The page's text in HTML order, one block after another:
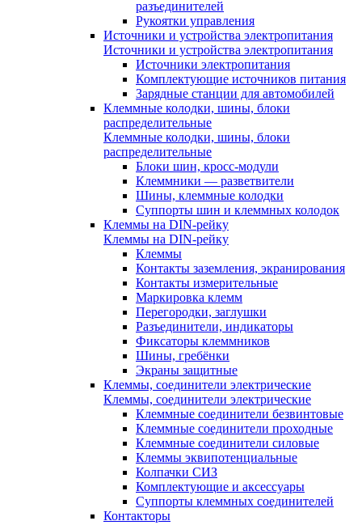
разъединителей
Рукоятки управления
Источники и устройства электропитания
Источники и устройства электропитания
Источники электропитания
Комплектующие источников питания
Зарядные станции для автомобилей
Клеммные колодки, шины, блоки
распределительные
Клеммные колодки, шины, блоки
распределительные
Блоки шин, кросс-модули
Клеммники — разветвители
Шины, клеммные колодки
Суппорты шин и клеммных колодок
Клеммы на DIN-рейку
Клеммы на DIN-рейку
Клеммы
Контакты заземления, экранирования
Контакты измерительные
Маркировка клемм
Перегородки, заглушки
Разъединители, индикаторы
Фиксаторы клеммников
Шины, гребёнки
Экраны защитные
Клеммы, соединители электрические
Клеммы, соединители электрические
Клеммные соединители безвинтовые
Клеммные соединители проходные
Клеммные соединители силовые
Клеммы эквипотенциальные
Колпачки СИЗ
Комплектующие и аксессуары
Суппорты клеммных соединителей
Контакторы